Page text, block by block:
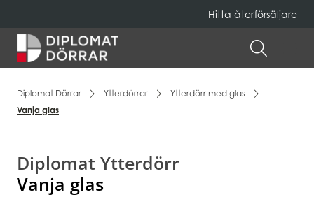
Hitta återförsäljare
ÖPPNA
Diplomat Dörrar Ytterdörrar
Ytterdörr med glas
Vanja glas
Diplomat Ytterdörr
Vanja glas